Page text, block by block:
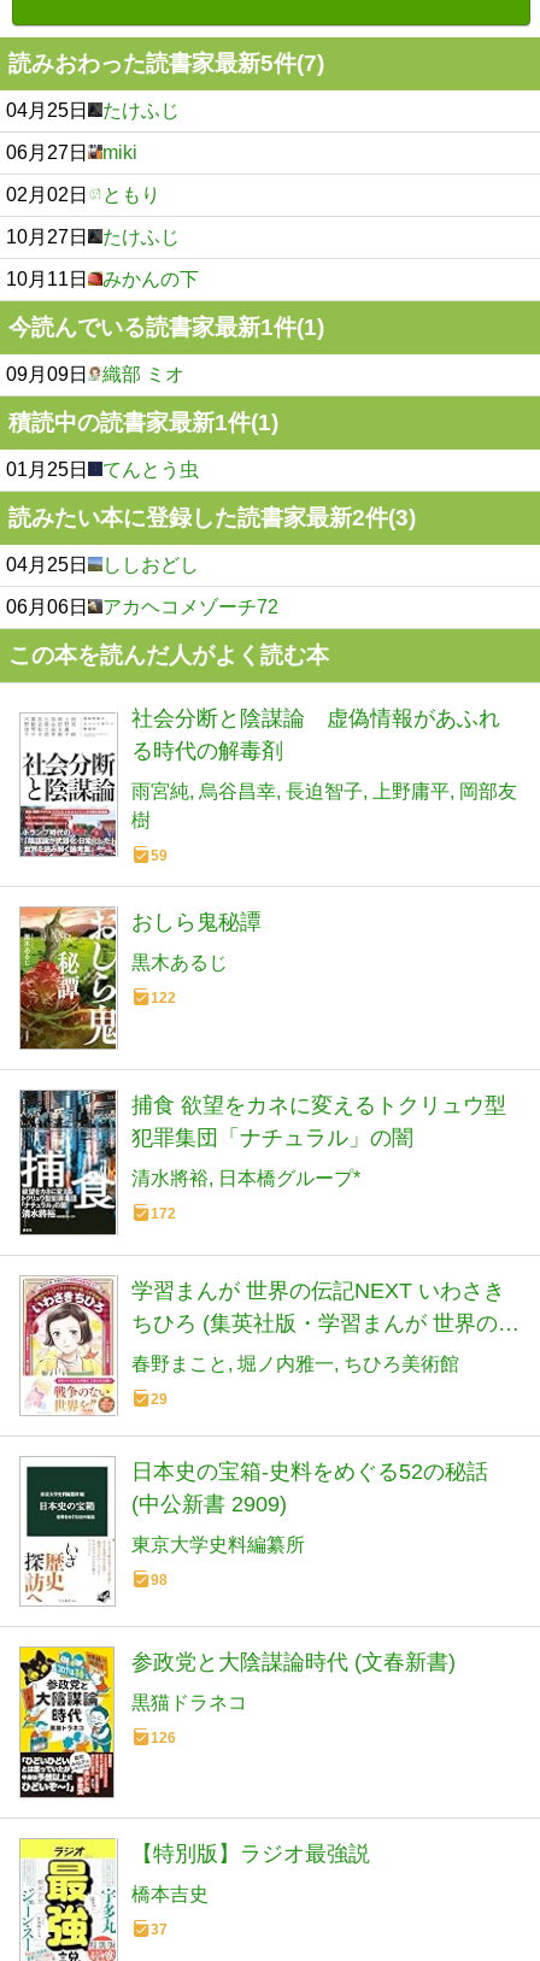
読みおわった読書家最新5件(7)
04月25日 たけふじ
06月27日 miki
02月02日 ともり
10月27日 たけふじ
10月11日 みかんの下
今読んでいる読書家最新1件(1)
09月09日 織部 ミオ
積読中の読書家最新1件(1)
01月25日 てんとう虫
読みたい本に登録した読書家最新2件(3)
04月25日 ししおどし
06月06日 アカヘコメゾーチ72
この本を読んだ人がよく読む本
社会分断と陰謀論 虚偽情報があふれ
る時代の解毒剤
雨宮純 烏谷昌幸 長迫智子 上野庸平 岡部友
樹
59
おしら鬼秘譚
黒木あるじ
122
捕食 欲望をカネに変えるトクリュウ型
犯罪集団「ナチュラル」の闇
清水將裕 日本橋グループ*
172
学習まんが 世界の伝記NEXT いわさき
ちひろ (集英社版・学習まんが 世界の伝
記NEXT)
春野まこと 堀ノ内雅一 ちひろ美術館
29
日本史の宝箱-史料をめぐる52の秘話
(中公新書 2909)
東京大学史料編纂所
98
参政党と大陰謀論時代 (文春新書)
黒猫ドラネコ
126
【特別版】ラジオ最強説
橋本吉史
37